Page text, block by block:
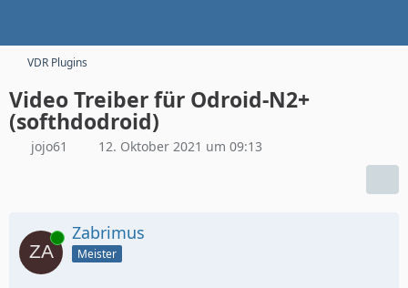
VDR Plugins
Video Treiber für Odroid-N2+
(softhdodroid)
jojo61 12. Oktober 2021 um 09:13
Online Zabrimus
Meister